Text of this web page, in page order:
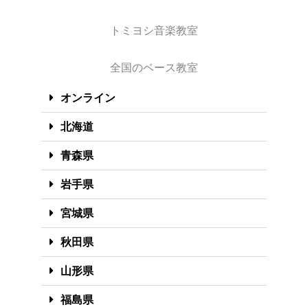
トミヨシ音楽教室
全国のベース教室
オンライン
北海道
青森県
岩手県
宮城県
秋田県
山形県
福島県